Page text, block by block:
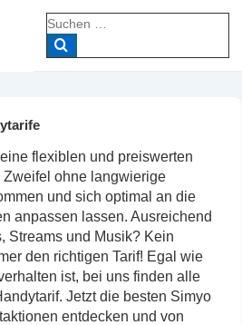
Suche
nach:
flexiblen und preiswerten
Zweifel ohne langwierige
und sich optimal an die
anpassen lassen. Ausreichend
Streams und Musik? Kein
den richtigen Tarif! Egal wie
ist, bei uns finden alle
Jetzt die besten Simyo
entdecken und von